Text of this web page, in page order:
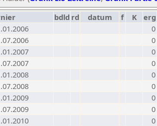
bdld rd datum f K erg
0
0
0
0
0
0
0
0
0